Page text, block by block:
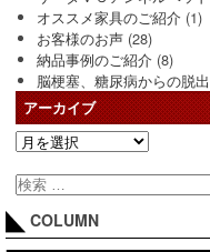
オススメ家具のご紹介 (1)
お客様のお声 (28)
納品事例のご紹介 (8)
脳梗塞、糖尿病からの脱出
アーカイブ
COLUMN